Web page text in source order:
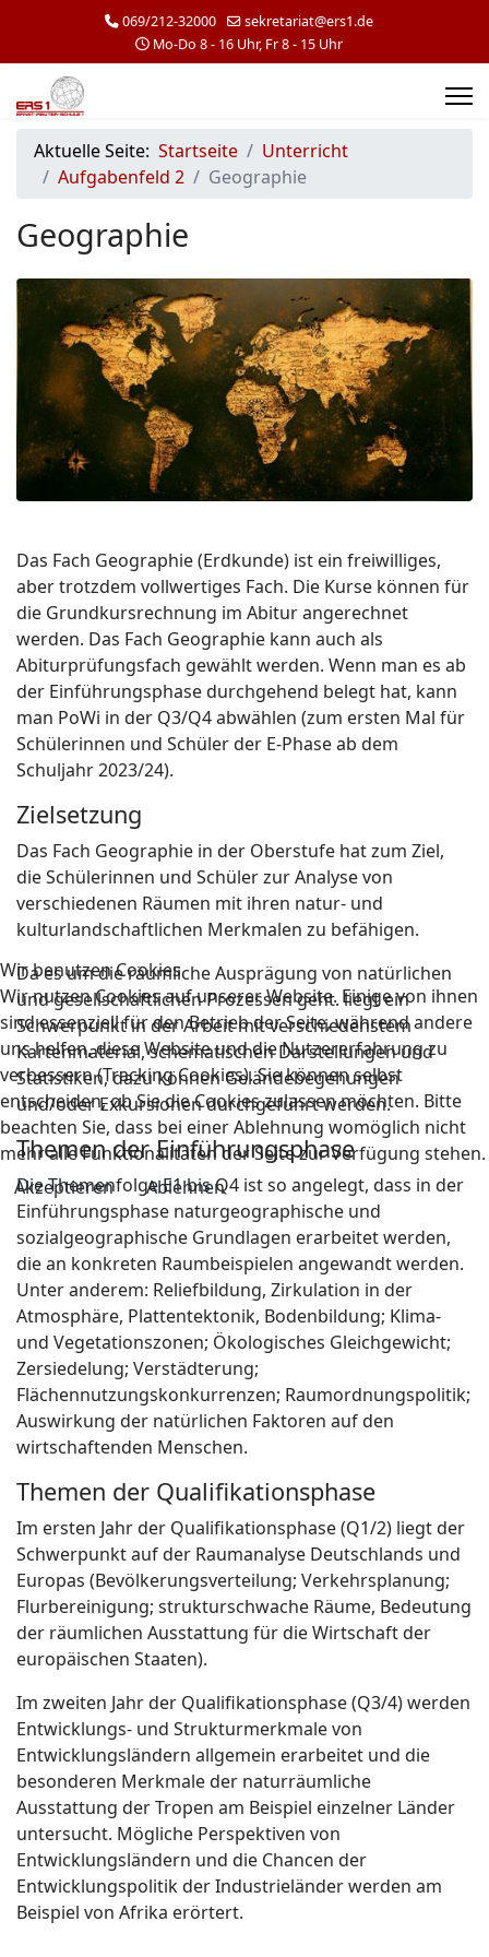
069/212-32000
sekretariat@ers1.de
Mo-Do 8 - 16 Uhr, Fr 8 - 15 Uhr
Aktuelle Seite: Startseite
Unterricht
Aufgabenfeld 2
Geographie
Geographie
Das Fach Geographie (Erdkunde) ist ein freiwilliges,
aber trotzdem vollwertiges Fach. Die Kurse können für
die Grundkursrechnung im Abitur angerechnet
werden. Das Fach Geographie kann auch als
Abiturprüfungsfach gewählt werden. Wenn man es ab
der Einführungsphase durchgehend belegt hat, kann
man PoWi in der Q3/Q4 abwählen (zum ersten Mal für
Schülerinnen und Schüler der E-Phase ab dem
Schuljahr 2023/24).
Zielsetzung
Das Fach Geographie in der Oberstufe hat zum Ziel,
die Schülerinnen und Schüler zur Analyse von
verschiedenen Räumen mit ihren natur- und
kulturlandschaftlichen Merkmalen zu befähigen.
Da es um die räumliche Ausprägung von natürlichen
und gesellschaftlichen Prozessen geht. liegt ein
Schwerpunkt in der Arbeit mit verschiedenstem
Kartenmaterial, schematischen Darstellungen und
Statistiken, dazu können Geländebegehungen
und/oder Exkursionen durchgeführt werden.
Themen der Einführungsphase
Die Themenfolge E1 bis Q4 ist so angelegt, dass in der
Einführungsphase naturgeographische und
sozialgeographische Grundlagen erarbeitet werden,
die an konkreten Raumbeispielen angewandt werden.
Unter anderem: Reliefbildung, Zirkulation in der
Atmosphäre, Plattentektonik, Bodenbildung; Klima-
und Vegetationszonen; Ökologisches Gleichgewicht;
Zersiedelung; Verstädterung;
Flächennutzungskonkurrenzen; Raumordnungspolitik;
Auswirkung der natürlichen Faktoren auf den
wirtschaftenden Menschen.
Themen der Qualifikationsphase
Im ersten Jahr der Qualifikationsphase (Q1/2) liegt der
Schwerpunkt auf der Raumanalyse Deutschlands und
Europas (Bevölkerungsverteilung; Verkehrsplanung;
Flurbereinigung; strukturschwache Räume, Bedeutung
der räumlichen Ausstattung für die Wirtschaft der
europäischen Staaten).
Im zweiten Jahr der Qualifikationsphase (Q3/4) werden
Entwicklungs- und Strukturmerkmale von
Entwicklungsländern allgemein erarbeitet und die
besonderen Merkmale der naturräumliche
Ausstattung der Tropen am Beispiel einzelner Länder
untersucht. Mögliche Perspektiven von
Entwicklungsländern und die Chancen der
Entwicklungspolitik der Industrieländer werden am
Beispiel von Afrika erörtert.
Wir benutzen Cookies
Wir nutzen Cookies auf unserer Website. Einige von ihnen
sind essenziell für den Betrieb der Seite, während andere
uns helfen, diese Website und die Nutzererfahrung zu
verbessern (Tracking Cookies). Sie können selbst
entscheiden, ob Sie die Cookies zulassen möchten. Bitte
beachten Sie, dass bei einer Ablehnung womöglich nicht
mehr alle Funktionalitäten der Seite zur Verfügung stehen.
Akzeptieren
Ablehnen